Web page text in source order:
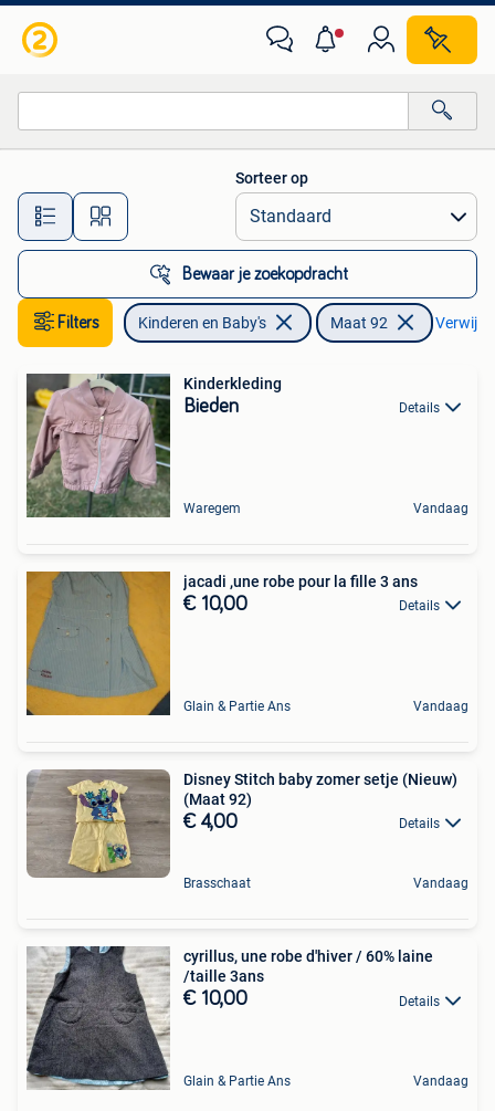
Alle afstanden…
Sorteer op
Bewaar je zoekopdracht
Filters Kinderen en Baby's Maat 92
Kinderkleding
Bieden Details
Waregem Vandaag
jacadi ,une robe pour la fille 3 ans
€ 10,00 Details
Glain & Partie Ans Vandaag
Disney Stitch baby zomer setje (Nieuw)
(Maat 92)
€ 4,00 Details
Brasschaat Vandaag
cyrillus, une robe d'hiver / 60% laine
/taille 3ans
€ 10,00 Details
Glain & Partie Ans Vandaag